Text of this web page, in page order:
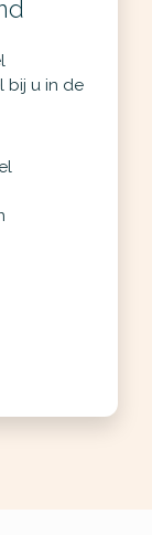
bij u in de